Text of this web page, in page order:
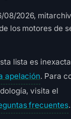
08/2026,
los motores de
lista es
apelación. Para
visita el
frecuentes.